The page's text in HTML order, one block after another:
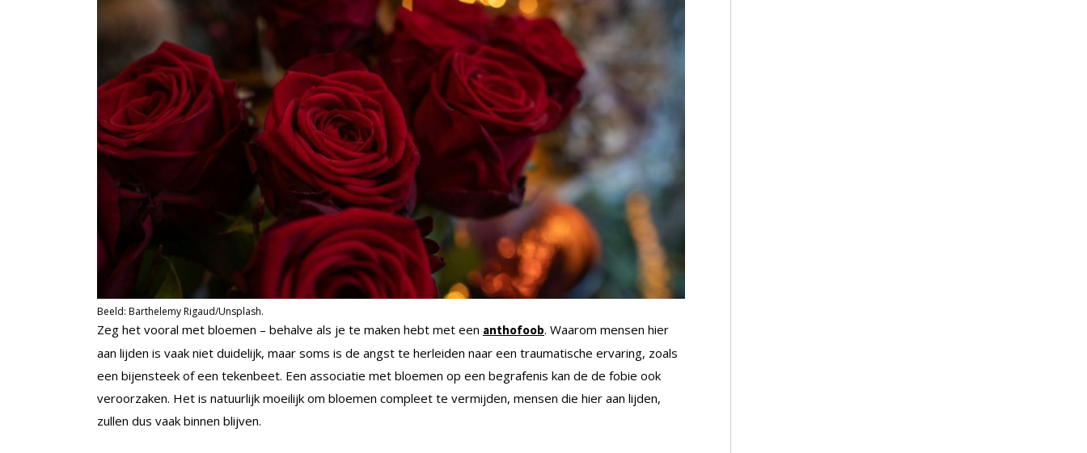
Beeld: Barthelemy Rigaud/Unsplash.
Zeg het vooral met bloemen – behalve als je te maken hebt met een anthofoob. Waarom mensen hier
aan lijden is vaak niet duidelijk, maar soms is de angst te herleiden naar een traumatische ervaring, zoals
een bijensteek of een tekenbeet. Een associatie met bloemen op een begrafenis kan de de fobie ook
veroorzaken. Het is natuurlijk moeilijk om bloemen compleet te vermijden, mensen die hier aan lijden,
zullen dus vaak binnen blijven.